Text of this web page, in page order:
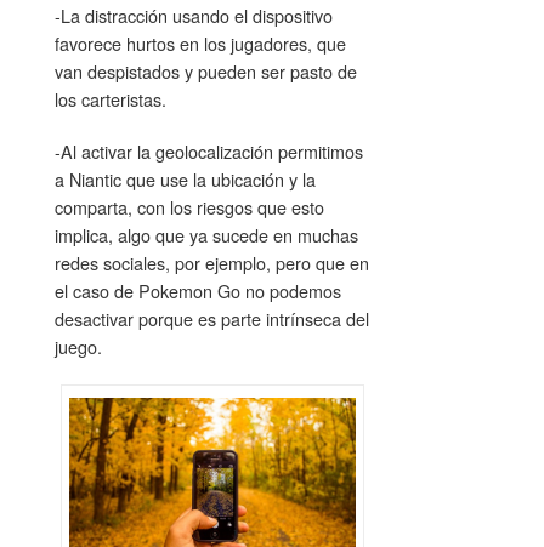
-La distracción usando el dispositivo
favorece hurtos en los jugadores, que
van despistados y pueden ser pasto de
los carteristas.
-Al activar la geolocalización permitimos
a Niantic que use la ubicación y la
comparta, con los riesgos que esto
implica, algo que ya sucede en muchas
redes sociales, por ejemplo, pero que en
el caso de Pokemon Go no podemos
desactivar porque es parte intrínseca del
juego.